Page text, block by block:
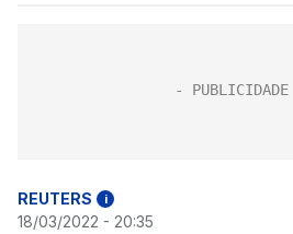
REUTERS i
18/03/2022 - 20:35